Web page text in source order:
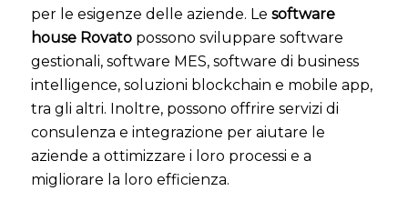
per le esigenze delle aziende. Le software
house Rovatopossono sviluppare software
gestionali, software MES, software di business
intelligence, soluzioni blockchain e mobile app,
tra gli altri. Inoltre, possono offrire servizi di
consulenza e integrazione per aiutare le
aziende a ottimizzare i loro processi e a
migliorare la loro efficienza.